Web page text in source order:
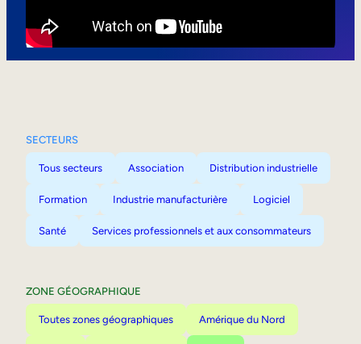
SECTEURS
Tous secteurs Association Distribution industrielle
Formation Industrie manufacturière Logiciel
Santé Services professionnels et aux consommateurs
ZONE GÉOGRAPHIQUE
Toutes zones géographiques Amérique du Nord